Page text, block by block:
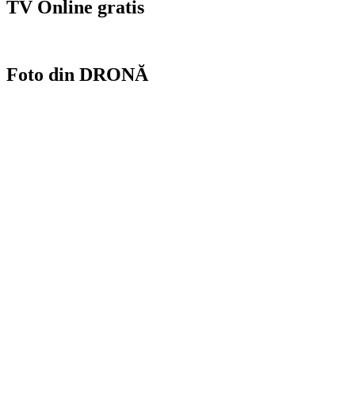
TV Online gratis
Foto din DRONĂ